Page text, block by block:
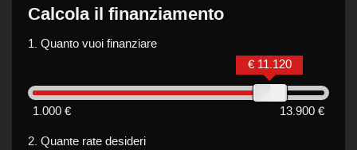
Calcola il finanziamento
1. Quanto vuoi finanziare
1.000 € 13.900 €
€ 11.120
2. Quante rate desideri